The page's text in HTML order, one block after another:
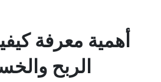
أهمية معرفة
الربح